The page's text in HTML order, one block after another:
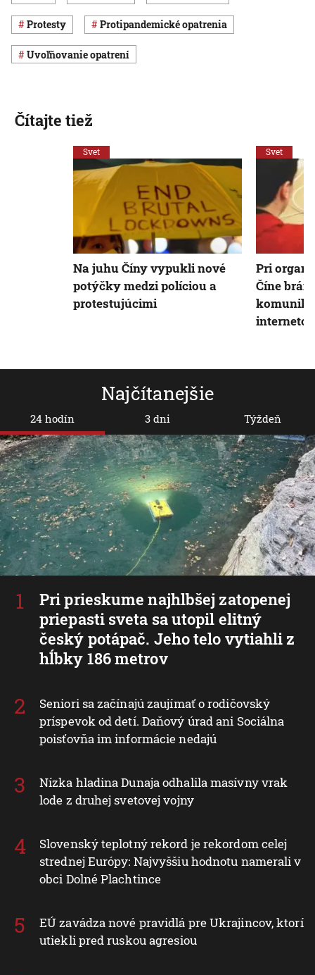
protesty protipandemické opatrenia
uvoľňovanie opatrení
Najčítanejšie
24 hodín
Pri prieskume najhlbšej zatopenej
priepasti sveta sa utopil elitný
český potápač. Jeho telo vytiahli z
hĺbky 186 metrov
Seniori sa začínajú zaujímať o rodičovský
príspevok od detí. Daňový úrad ani Sociálna
poisťovňa im informácie nedajú
Nízka hladina Dunaja odhalila masívny vrak
lode z druhej svetovej vojny
Slovenský teplotný rekord je rekordom celej
strednej Európy: Najvyššiu hodnotu namerali v
obci Dolné Plachtince
EÚ zavádza nové pravidlá pre Ukrajincov, ktorí
utiekli pred ruskou agresiou
3 dni Týždeň
Čítajte tiež
Svet
Na juhu Číny vypukli nové
potýčky medzi políciou a
protestujúcimi
Svet
Pri
Číne